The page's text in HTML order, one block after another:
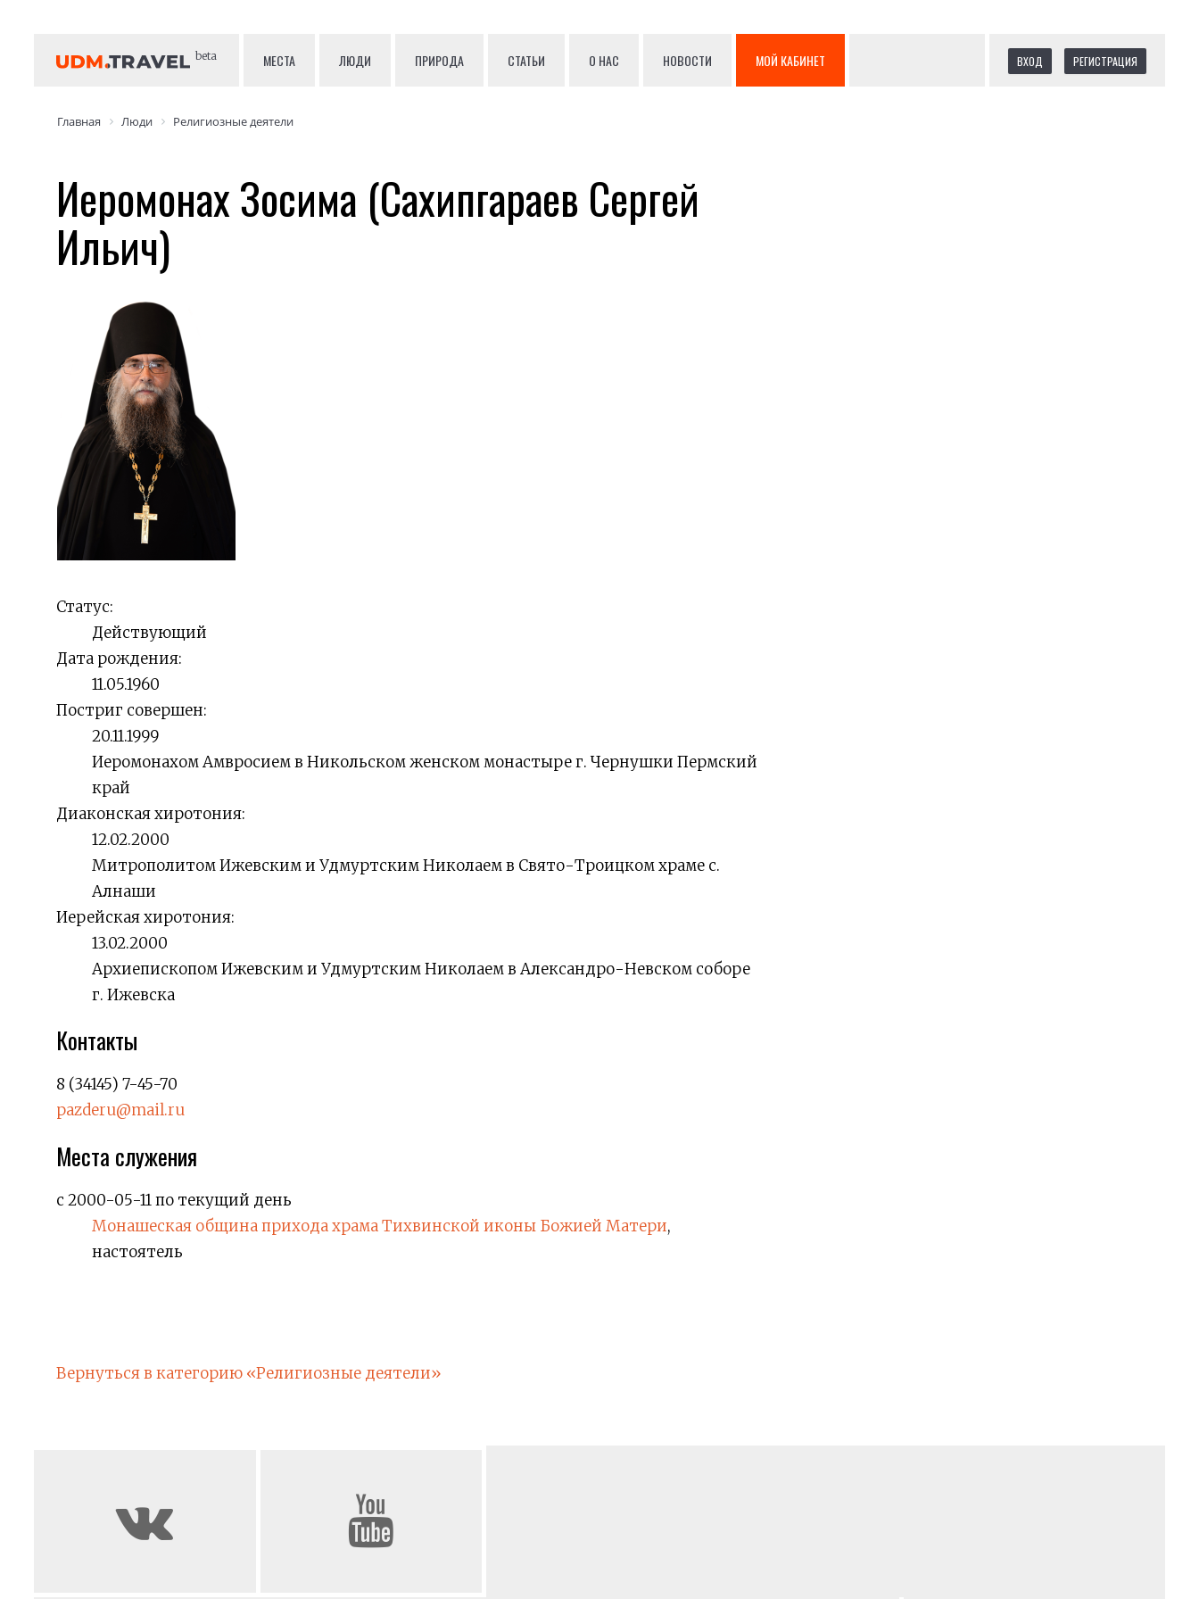
beta МЕСТА ЛЮДИ ПРИРОДА СТАТЬИ О НАС НОВОСТИ МОЙ КАБИНЕТ ВХОД РЕГИСТРАЦИЯ
Главная Люди Религиозные деятели
Иеромонах Зосима (Сахипгараев Сергей
Ильич)
Статус:
Действующий
Дата рождения:
11.05.1960
Постриг совершен:
20.11.1999
Иеромонахом Амвросием в Никольском женском монастыре г. Чернушки Пермский
край
Диаконская хиротония:
12.02.2000
Митрополитом Ижевским и Удмуртским Николаем в Свято-Троицком храме с.
Алнаши
Иерейская хиротония:
13.02.2000
Архиепископом Ижевским и Удмуртским Николаем в Александро-Невском соборе
г. Ижевска
Контакты
8 (34145) 7-45-70
pazderu@mail.ru
Места служения
с 2000-05-11 по текущий день
Монашеская община прихода храма Тихвинской иконы Божией Матери,
настоятель
Вернуться в категорию «Религиозные деятели»